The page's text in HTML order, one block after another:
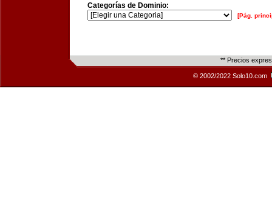
Categorías de Dominio:
[Pág.
** Precios
© 2002/2022 Solo10.com